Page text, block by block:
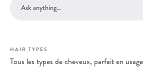
HAIR TYPES
Tous les types de cheveux, parfait en